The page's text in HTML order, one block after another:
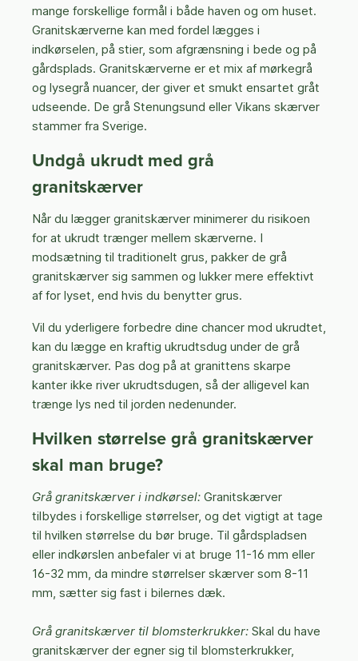
mange forskellige formål i både haven og om huset.
Granitskærverne kan med fordel lægges i
indkørselen, på stier, som afgrænsning i bede og på
gårdsplads. Granitskærverne er et mix af mørkegrå
og lysegrå nuancer, der giver et smukt ensartet gråt
udseende. De grå Stenungsund eller Vikans skærver
stammer fra Sverige.
Undgå ukrudt med grå
granitskærver
Når du lægger granitskærver minimerer du risikoen
for at ukrudt trænger mellem skærverne. I
modsætning til traditionelt grus, pakker de grå
granitskærver sig sammen og lukker mere effektivt
af for lyset, end hvis du benytter grus.
Vil du yderligere forbedre dine chancer mod ukrudtet,
kan du lægge en kraftig ukrudtsdug under de grå
granitskærver. Pas dog på at granittens skarpe
kanter ikke river ukrudtsdugen, så der alligevel kan
trænge lys ned til jorden nedenunder.
Hvilken størrelse grå granitskærver
skal man bruge?
Grå granitskærver i indkørsel: Granitskærver
tilbydes i forskellige størrelser, og det vigtigt at tage
til hvilken størrelse du bør bruge. Til gårdspladsen
eller indkørslen anbefaler vi at bruge 11-16 mm eller
16-32 mm, da mindre størrelser skærver som 8-11
mm, sætter sig fast i bilernes dæk.
Grå granitskærver til blomsterkrukker: Skal du have
granitskærver der egner sig til blomsterkrukker,